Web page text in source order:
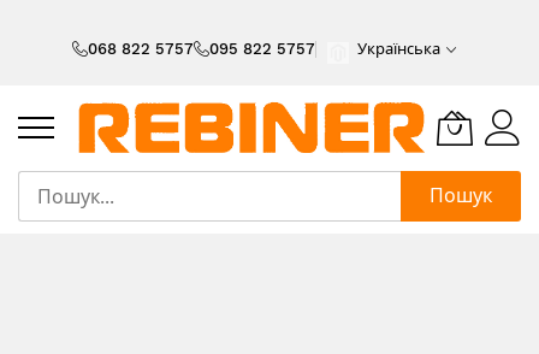
068 822 5757 095 822 5757 Українська
Пошук